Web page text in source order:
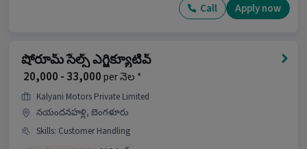
Call Apply now
షోరూమ్ సేల్స్ ఎగ్జిక్యూటివ్
₹ 20,000 - 33,000per నెల *
Kalyani Motors Private Limited
నయందనహళ్లి, బెంగళూరు
Skills: Customer Handling